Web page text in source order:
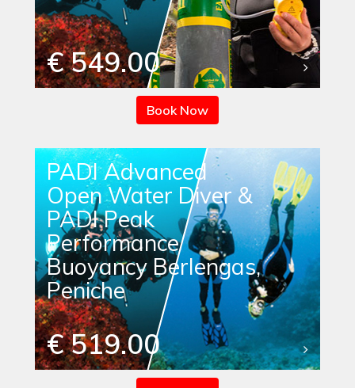
€ 549.00
Book Now
PADI Advanced
Open Water Diver &
PADI Peak
Performance
Buoyancy Berlengas,
Peniche
€ 519.00